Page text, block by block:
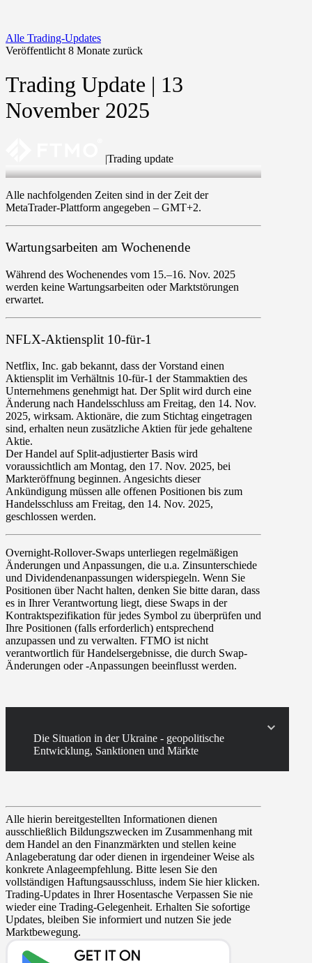
Alle Trading-Updates
Veröffentlicht 8 Monate zurück
Trading Update | 13
November 2025
|Trading update
13 Nov 2025
Alle nachfolgenden Zeiten sind in der Zeit der
MetaTrader-Plattform angegeben – GMT+2.
Wartungsarbeiten am Wochenende
Während des Wochenendes vom 15.–16. Nov. 2025
werden keine Wartungsarbeiten oder Marktstörungen
erwartet.
NFLX-Aktiensplit 10-für-1
Netflix, Inc. gab bekannt, dass der Vorstand einen
Aktiensplit im Verhältnis 10-für-1 der Stammaktien des
Unternehmens genehmigt hat. Der Split wird durch eine
Änderung nach Handelsschluss am Freitag, den 14. Nov.
2025, wirksam. Aktionäre, die zum Stichtag eingetragen
sind, erhalten neun zusätzliche Aktien für jede gehaltene
Aktie.
Der Handel auf Split-adjustierter Basis wird
voraussichtlich am Montag, den 17. Nov. 2025, bei
Markteröffnung beginnen. Angesichts dieser
Ankündigung müssen alle offenen Positionen bis zum
Handelsschluss am Freitag, den 14. Nov. 2025,
geschlossen werden.
Overnight-Rollover-Swaps unterliegen regelmäßigen
Änderungen und Anpassungen, die u.a. Zinsunterschiede
und Dividendenanpassungen widerspiegeln. Wenn Sie
Positionen über Nacht halten, denken Sie bitte daran, dass
es in Ihrer Verantwortung liegt, diese Swaps in der
Kontraktspezifikation für jedes Symbol zu überprüfen und
Ihre Positionen (falls erforderlich) entsprechend
anzupassen und zu verwalten. FTMO ist nicht
verantwortlich für Handelsergebnisse, die durch Swap-
Änderungen oder -Anpassungen beeinflusst werden.
Die Situation in der Ukraine - geopolitische
Entwicklung, Sanktionen und Märkte
Alle hierin bereitgestellten Informationen dienen
ausschließlich Bildungszwecken im Zusammenhang mit
dem Handel an den Finanzmärkten und stellen keine
Anlageberatung dar oder dienen in irgendeiner Weise als
konkrete Anlageempfehlung. Bitte lesen Sie den
vollständigen Haftungsausschluss, indem Sie hier klicken.
Trading-Updates in Ihrer Hosentasche Verpassen Sie nie
wieder eine Trading-Gelegenheit. Erhalten Sie sofortige
Updates, bleiben Sie informiert und nutzen Sie jede
Marktbewegung.